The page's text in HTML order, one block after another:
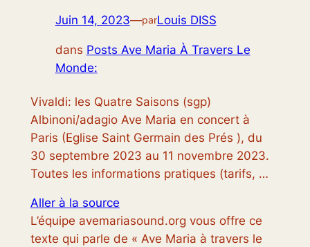
Juin 14, 2023—parLouis DISS
dans Posts Ave Maria À Travers Le
Monde:
Vivaldi: les Quatre Saisons (sgp)
Albinoni/adagio Ave Maria en concert à
Paris (Eglise Saint Germain des Prés ), du
30 septembre 2023 au 11 novembre 2023.
Toutes les informations pratiques (tarifs, …
Aller à la source
L’équipe avemariasound.org vous offre ce
texte qui parle de « Ave Maria à travers le